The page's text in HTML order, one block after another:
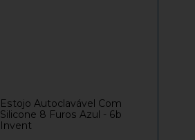
Estojo Autoclavável Com
Silicone 8 Furos Azul - 6b
Invent